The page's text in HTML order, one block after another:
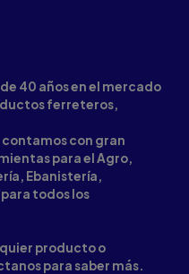
40 años en el mercado
ferreteros,
con gran
para el Agro,
Ebanistería,
todos los
producto o
para saber más.